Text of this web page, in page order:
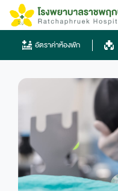
Skip
content
ไทย
ไทย
English
Chinese
อัตราค่าห้องพัก